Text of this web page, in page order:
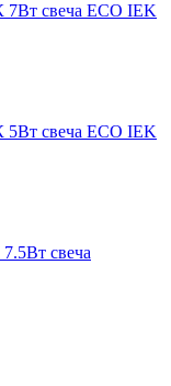
7Вт свеча ECO IEK
5Вт свеча ECO IEK
свеча